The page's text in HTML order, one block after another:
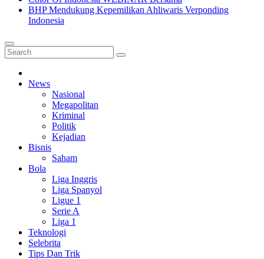
BHP Mendukung Kepemilikan Ahliwaris Verponding
Indonesia
News
Nasional
Megapolitan
Kriminal
Politik
Kejadian
Bisnis
Saham
Bola
Liga Inggris
Liga Spanyol
Ligue 1
Serie A
Liga 1
Teknologi
Selebrita
Tips Dan Trik